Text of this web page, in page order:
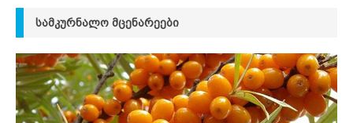
ᲡᲐᲛᲙᲣᲠᲜᲐᲚᲝ ᲛᲪᲔᲜᲐᲠᲔᲔᲑᲘ